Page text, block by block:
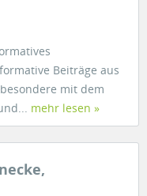
Beiträge aus
mit dem
mehr lesen »